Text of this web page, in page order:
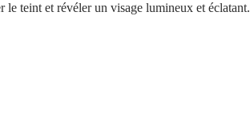
teint et révéler un visage lumineux et éclatant.